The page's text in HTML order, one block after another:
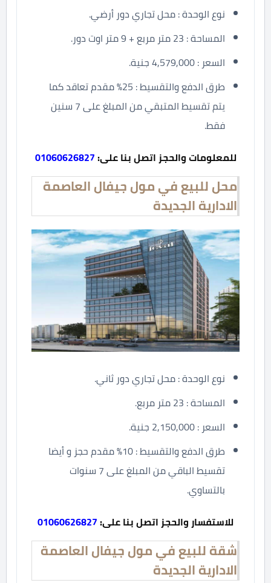
نوع الوحدة : محل تجاري دور أرضي.
المساحة : 23 متر مربع + 9 متر اوت دور.
السعر : 4,579,000 جنية.
طرق الدفع والتقسيط : 25% مقدم تعاقد كما
يتم تقسيط المتبقي من المبلغ على 7 سنين
فقط.
للمعلومات والحجز اتصل بنا على:01060626827
محل للبيع في مول جيفال العاصمة
الادارية الجديدة
نوع الوحدة : محل تجاري دور ثاني.
المساحة : 23 متر مربع.
السعر : 2,150,000 جنية.
طرق الدفع والتقسيط : 10% مقدم حجز و أيضا
تقسيط الباقي من المبلغ على 7 سنوات
بالتساوي.
للاستفسار والحجز اتصل بنا على:01060626827
شقة للبيع في مول جيفال العاصمة
الادارية الجديدة